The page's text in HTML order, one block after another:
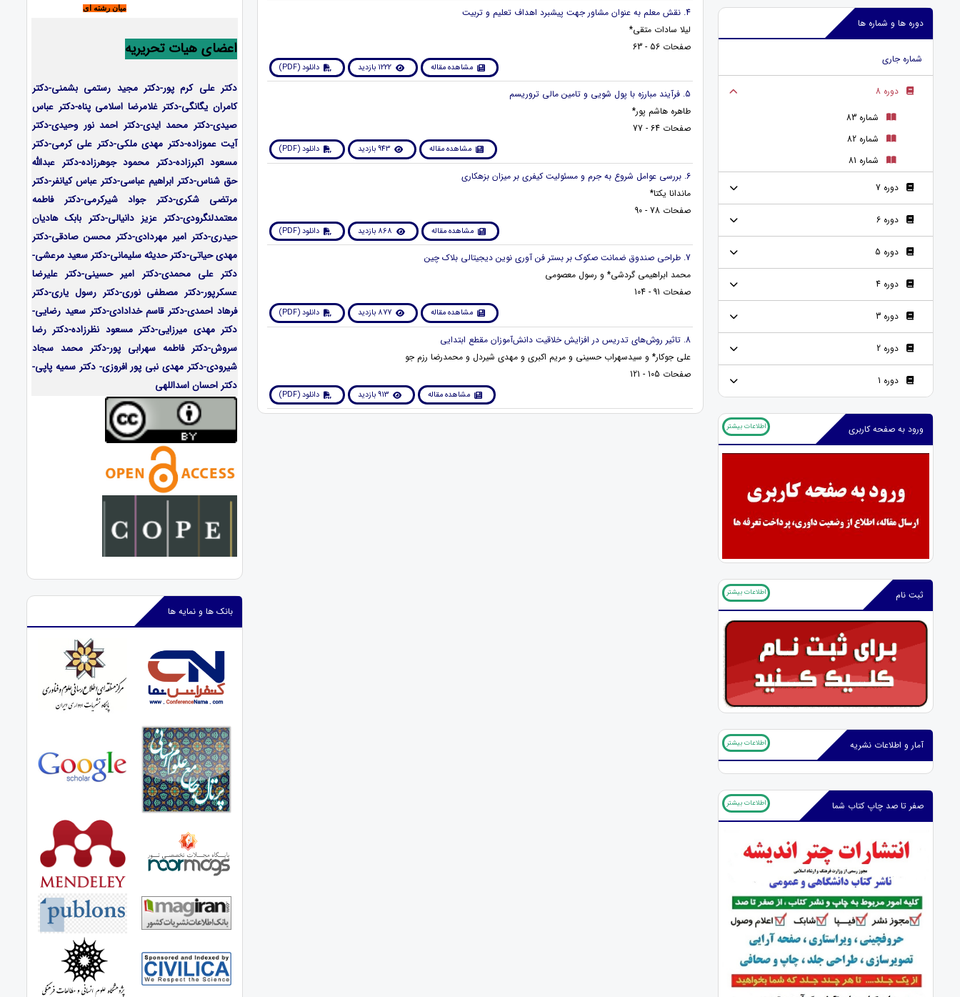
دوره ها و شماره ها
شماره جاری
دوره 8
شماره 83
شماره 82
شماره 81
دوره 7
دوره 6
دوره 5
دوره 4
دوره 3
دوره 2
دوره 1
ورود به صفحه کاربری اطلاعات بیشتر
ثبت نام اطلاعات بیشتر
آمار و اطلاعات نشریه اطلاعات بیشتر
صفر تا صد چاپ کتاب شما اطلاعات بیشتر
4. نقش معلم به عنوان مشاور جهت پیشبرد اهداف تعلیم و تربیت
لیلا سادات متقی*
صفحات 56 - 63
مشاهده مقاله 1222 بازدید دانلود (PDF)
5. فرآیند مبارزه با پول شویی و تامین مالی تروریسم
طاهره هاشم پور*
صفحات 64 - 77
مشاهده مقاله 943 بازدید دانلود (PDF)
6. بررسی عوامل شروع به جرم و مسئولیت کیفری بر میزان بزهکاری
ماندانا یکتا*
صفحات 78 - 90
مشاهده مقاله 868 بازدید دانلود (PDF)
7. طراحی صندوق ضمانت صکوک بر بستر فن آوری نوین دیجیتالی بلاک چین
محمد ابراهیمی گردشی* و رسول معصومی
صفحات 91 - 104
مشاهده مقاله 877 بازدید دانلود (PDF)
8. تاثیر ر‌وش‌های تدریس در افزایش خلاقیت دانش‌آموزان مقطع ابتدایی
علی جوکار* و سیدسهراب حسینی و مریم اکبری و مهدی شیردل و محمدرضا رزم جو
صفحات 105 - 121
مشاهده مقاله 913 بازدید دانلود (PDF)
میان رشته ای
اعضای هیات تحریریه
دکتر علی کرم پور-دکتر مجید رستمی بشمنی-دکتر
کامران یگانگی-دکتر غلامرضا اسلامی پناه-دکتر عباس
صیدی-دکتر محمد ایدی-دکتر احمد نور وحیدی-دکتر
آیت عموزاده-دکتر مهدی ملکی-دکتر علی کرمی-دکتر
مسعود اکبرزاده-دکتر محمود جوهرزاده-دکتر عبدالله
حق شناس-دکتر ابراهیم عباسی-دکتر عباس کیانفر-دکتر
مرتضی شکری-دکتر جواد شیرکرمی-دکتر فاطمه
معتمدلنگرودی-دکتر عزیز دانیالی-دکتر بابک هادیان
حیدری-دکتر امیر مهردادی-دکتر محسن صادقی-دکتر
مهدی حیاتی-دکتر حدیثه سلیمانی-دکتر سعید مرعشی-
دکتر علی محمدی-دکتر امیر حسینی-دکتر علیرضا
عسکرپور-دکتر مصطفی نوری-دکتر رسول یاری-دکتر
فرهاد احمدی-دکتر قاسم خدادادی-دکتر سعید رضایی-
دکتر مهدی میرزایی-دکتر مسعود نظرزاده-دکتر رضا
سروش-دکتر فاطمه سهرابی پور-دکتر محمد سجاد
شیرودی-دکتر مهدی نبی پور افروزی- دکتر سمیه پاپی-
دکتر احسان اسداللهی
بانک ها و نمایه ها